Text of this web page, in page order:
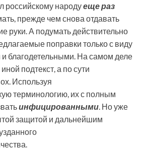
российскому народуеще раз
прежде чем снова отдавать
руки. А подумать действительно
поправки только с виду
благодетельными. На самом деле
подтекст, а по сути
Используя
терминологию, их с полным
инфицированными. Но уже
защитой и дальнейшим